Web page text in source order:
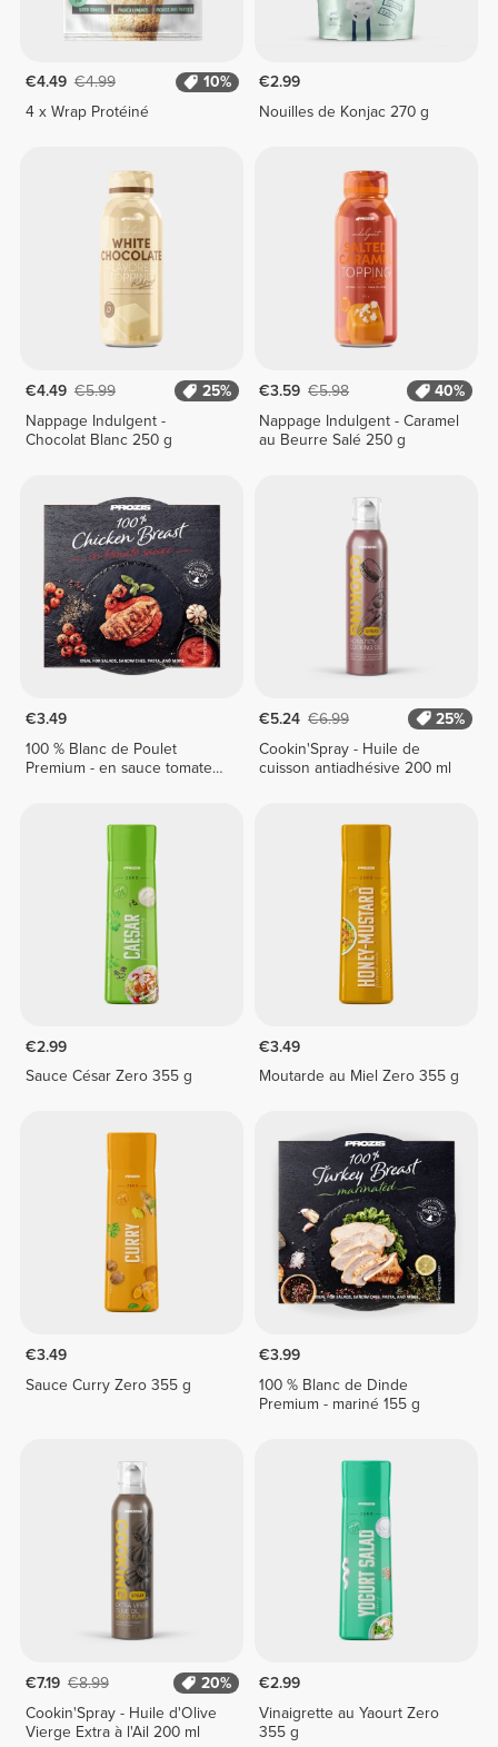
€4.49 €4.99
10%
4 x Wrap Protéiné
€2.99
Nouilles de Konjac 270 g
€4.49 €5.99
25%
Nappage Indulgent -
Chocolat Blanc 250 g
€3.59 €5.98
40%
Nappage Indulgent - Caramel
au Beurre Salé 250 g
€3.49
100 % Blanc de Poulet
Premium - en sauce tomate
€5.24 €6.99
25%
Cookin'Spray - Huile de
cuisson antiadhésive 200 ml
€2.99
Sauce César Zero 355 g
€3.49
Moutarde au Miel Zero 355 g
€3.49
Sauce Curry Zero 355 g
€3.99
100 % Blanc de Dinde
Premium - mariné 155 g
€7.19 €8.99
20%
Cookin'Spray - Huile d'Olive
Vierge Extra à l'Ail 200 ml
€2.99
Vinaigrette au Yaourt Zero
355 g